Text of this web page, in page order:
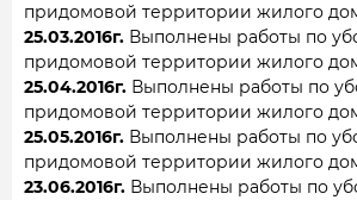
придомовой территории жилого
25.03.2016г. Выполнены работы по
придомовой территории жилого
25.04.2016г. Выполнены работы по
придомовой территории жилого
25.05.2016г. Выполнены работы по
придомовой территории жилого
23.06.2016г. Выполнены работы по